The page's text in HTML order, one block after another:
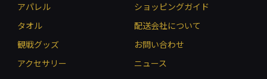
アパレル
タオル
観戦グッズ
アクセサリー
ショッピングガイド
配送会社について
お問い合わせ
ニュース